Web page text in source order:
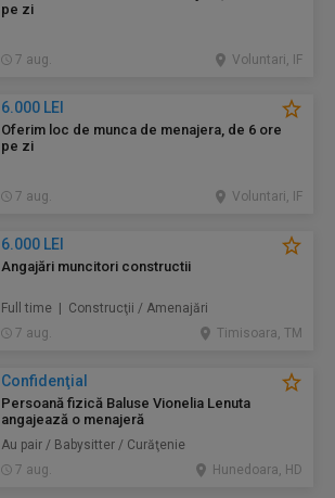
pe zi
7 aug. Voluntari, IF
6.000 LEI
Oferim loc de munca de menajera, de 6 ore
pe zi
7 aug. Voluntari, IF
6.000 LEI
Angajări muncitori constructii
Full time | Construcţii / Amenajări
7 aug.
Timisoara, TM
Confidenţial
Persoană fizică Baluse Vionelia Lenuta
angajează o menajeră
Au pair / Babysitter / Curăţenie
7 aug.
Hunedoara, HD